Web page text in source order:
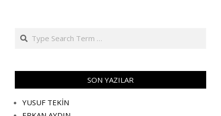
Search
SON YAZILAR
YUSUF TEKİN